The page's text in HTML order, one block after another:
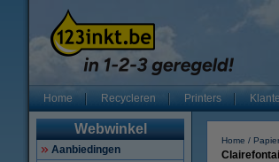
Home Recycleren Printers
Webwinkel
Aanbiedingen
Home